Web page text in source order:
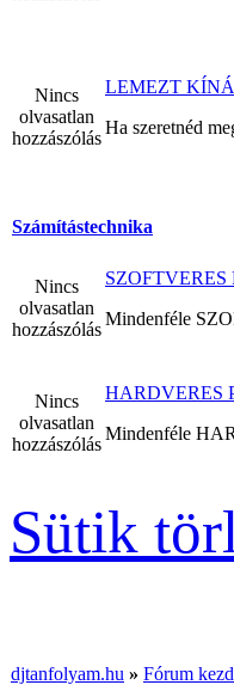
Nincs
olvasatlan
hozzászólás
LEMEZT
Ha szeretnéd
Számítástechnika
Nincs
olvasatlan
hozzászólás
Mindenféle
Nincs
olvasatlan
hozzászólás
HARDVERES
Mindenféle
Sütik
djtanfolyam.hu » Fórum